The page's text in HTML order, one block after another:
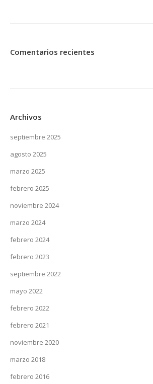
Comentarios recientes
Archivos
septiembre 2025
agosto 2025
marzo 2025
febrero 2025
noviembre 2024
marzo 2024
febrero 2024
febrero 2023
septiembre 2022
mayo 2022
febrero 2022
febrero 2021
noviembre 2020
marzo 2018
febrero 2016